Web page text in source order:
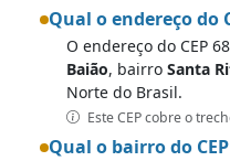
Qual o endereço do
O endereço do CEP
Baião, bairro Santa
Norte do Brasil.
Este CEP cobre o
Qual o bairro do